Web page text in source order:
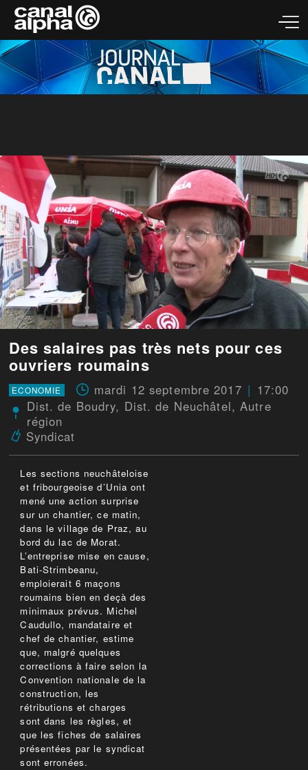
Des salaires pas très nets pour ces
ouvriers roumains
ECONOMIE mardi 12 septembre 2017
17:00
Dist. de Boudry, Dist. de Neuchâtel, Autre
région
Syndicat
Les sections neuchâteloise
et fribourgeoise d’Unia ont
mené une action surprise
sur un chantier, ce matin,
dans le village de Praz, au
bord du lac de Morat.
L’entreprise mise en cause,
Bati-Strimbeanu,
emploierait 6 maçons
roumains bien en deçà des
minimaux prévus. Michel
Caudullo, mandataire et
chef de chantier, estime
que, malgré quelques
corrections à faire selon la
Convention nationale de la
construction, les
rétributions et charges
sont dans les règles, et
que les fiches de salaires
présentées par le syndicat
sont erronées.